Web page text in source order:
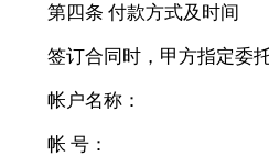
第四条 付款方式及时间
签订合同时，甲方指定委
帐户名称：
帐 号：